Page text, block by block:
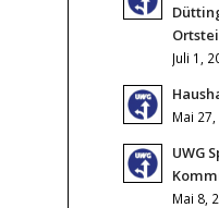
Juli 1,
Mai
UWG
Mai 8,